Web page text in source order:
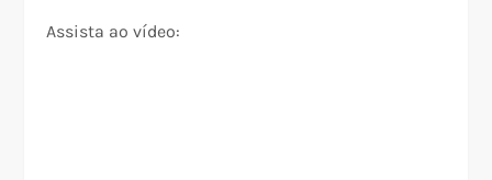
Assista ao vídeo: